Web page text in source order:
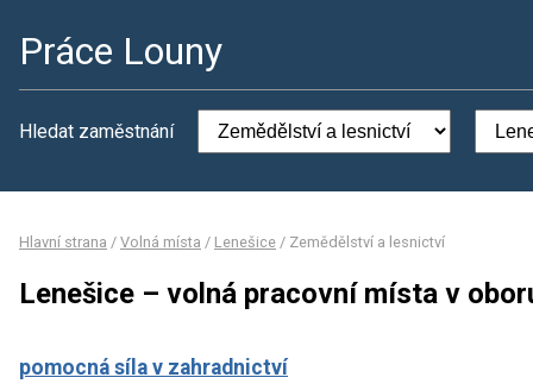
Práce Louny
Hledat zaměstnání
Hlavní strana / Volná místa / Lenešice / Zemědělství a lesnictví
Lenešice – volná pracovní místa v
pomocná síla v zahradnictví